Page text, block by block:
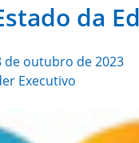
da
de outubro de 2023
Executivo